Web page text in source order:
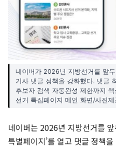
네이버가 2026년 지방선거를 앞
기사 댓글 정책을 강화했다. 댓글
후보자 검색 자동완성 제한까지
선거 특집페이지 메인 화면/사진
네이버는 2026년 지방선거를
특별페이지’를 열고 댓글 정책